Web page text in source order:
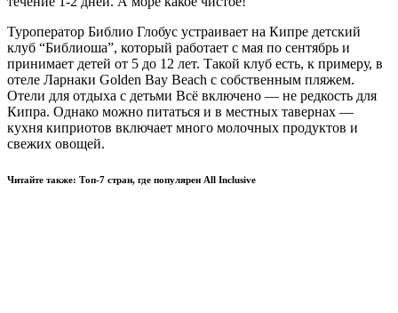
Туроператор Библио Глобус устраивает на Кипре детский
клуб “Библиоша”, который работает с мая по сентябрь и
принимает детей от 5 до 12 лет. Такой клуб есть, к примеру, в
отеле Ларнаки Golden Bay Beach с собственным пляжем.
Отели для отдыха с детьми Всё включено — не редкость для
Кипра. Однако можно питаться и в местных тавернах —
кухня киприотов включает много молочных продуктов и
свежих овощей.
Читайте также: Топ-7 стран, где популярен All Inclusive